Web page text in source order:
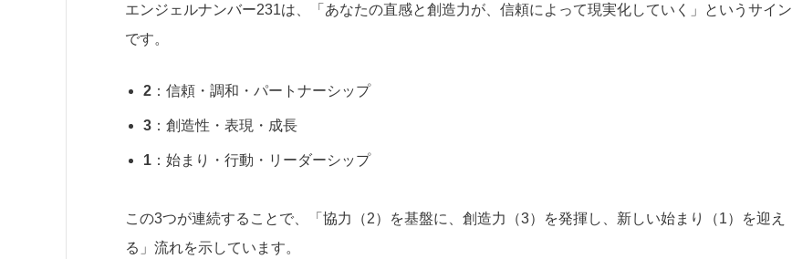
エンジェルナンバー231は、「あなたの直感と創造力が、信頼によって現実化していく」というサイン
です。
2 ：信頼・調和・パートナーシップ
3 ：創造性・表現・成長
1 ：始まり・行動・リーダーシップ
この3つが連続することで、「協力（2）を基盤に、創造力（3）を発揮し、新しい始まり（1）を迎え
る」流れを示しています。